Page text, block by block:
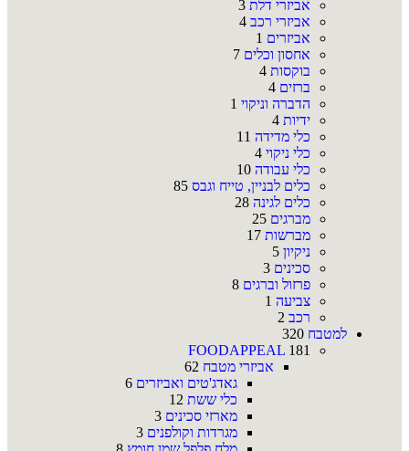
אביזרי דלת 3
אביזרי רכב 4
אביזרים 1
אחסון וכלים 7
בוקסות 4
ברזים 4
הדברה וניקוי 1
ידיות 4
כלי מדידה 11
כלי ניקוי 4
כלי עבודה 10
כלים לבניין, טייח וגבס 85
כלים לגינה 28
מברגים 25
מברשות 17
ניקיון 5
סכינים 3
פרזול וברגים 8
צביעה 1
רכב 2
למטבח 320
FOODAPPEAL 181
אביזרי מטבח 62
גאדג'טים ואביזרים 6
כלי ששת 12
מארזי סכינים 3
מגרדות וקולפנים 3